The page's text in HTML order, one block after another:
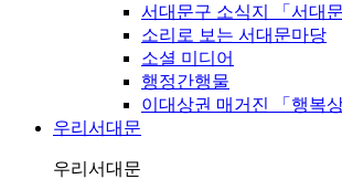
서대문구 소식지 「서대문
소리로 보는 서대문마당
소셜 미디어
행정간행물
이대상권 매거진 「행복상
우리서대문
우리서대문